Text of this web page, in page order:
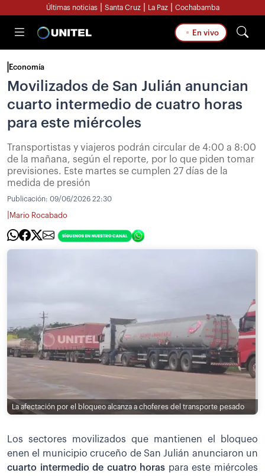
Últimas noticias Santa Cruz La Paz Cochabamba
En vivo
Economía
Movilizados de San Julián anuncian
cuarto intermedio de cuatro horas
para este miércoles
Transportistas y viajeros podrán circular de 4:00 a 8:00
de la mañana, según el reporte, por lo que piden tomar
previsiones. Este martes se cumplen 27 días de la
medida de presión
Publicación: 09/06/2026 22:30
Mario Rocabado
La afectación por el bloqueo alcanza a choferes del transporte pesado
Los sectores movilizados que mantienen el bloqueo
enen el municipio cruceño de San Julián anunciaron un
cuarto intermedio de cuatro horas para este miércoles